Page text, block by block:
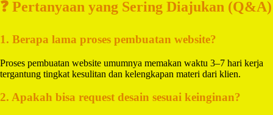
❓ Pertanyaan yang Sering Diajukan (Q&A)
1. Berapa lama proses pembuatan website?
Proses pembuatan website umumnya memakan waktu 3–7 hari kerja
tergantung tingkat kesulitan dan kelengkapan materi dari klien.
2. Apakah bisa request desain sesuai keinginan?